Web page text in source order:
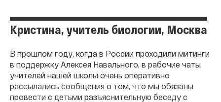
Кристина, учитель биологии, Москва
В прошлом году, когда в России проходили митинги
в поддержку Алексея Навального, в рабочие чаты
учителей нашей школы очень оперативно
рассылались сообщения о том, что мы обязаны
провести с детьми разъяснительную беседу с